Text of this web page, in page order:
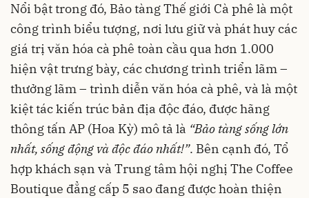
Nổi bật trong đó, Bảo tàng Thế giới Cà phê là một
công trình biểu tượng, nơi lưu giữ và phát huy các
giá trị văn hóa cà phê toàn cầu qua hơn 1.000
hiện vật trưng bày, các chương trình triển lãm –
thưởng lãm – trình diễn văn hóa cà phê, và là một
kiệt tác kiến trúc bản địa độc đáo, được hãng
thông tấn AP (Hoa Kỳ) mô tả là “Bảo tàng sống lớn
nhất, sống động và độc đáo nhất!”. Bên cạnh đó, Tổ
hợp khách sạn và Trung tâm hội nghị The Coffee
Boutique đẳng cấp 5 sao đang được hoàn thiện